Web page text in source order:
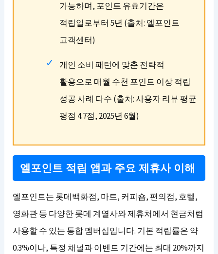
가능하며, 포인트 유효기간은
적립일로부터 5년 (출처: 엘포인트
고객센터)
개인 소비 패턴에 맞춘 전략적
활용으로 매월 수천 포인트 이상 적립
성공 사례 다수 (출처: 사용자 리뷰 평균
평점 4.7점, 2025년 6월)
엘포인트 적립 앱과 주요 제휴사 이해
엘포인트는 롯데백화점, 마트, 커피숍, 편의점, 호텔,
영화관 등 다양한 롯데 계열사와 제휴처에서 현금처럼
사용할 수 있는 통합 멤버십입니다. 기본 적립률은 약
0.3%이나, 특정 채널과 이벤트 기간에는 최대 20%까지